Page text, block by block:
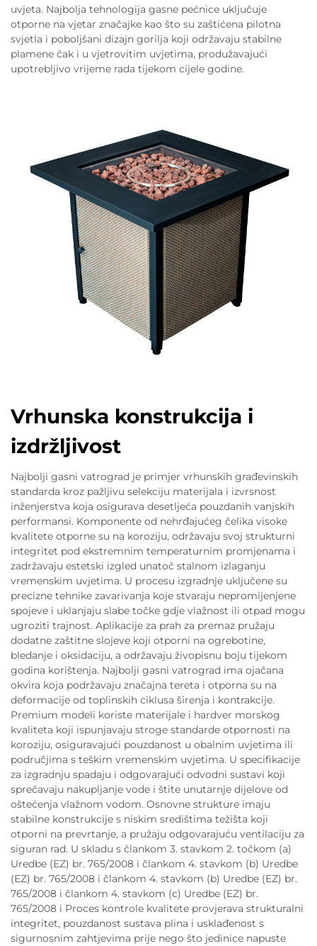
uvjeta. Najbolja tehnologija gasne pećnice uključuje
otporne na vjetar značajke kao što su zaštićena pilotna
svjetla i poboljšani dizajn gorilja koji održavaju stabilne
plamene čak i u vjetrovitim uvjetima, produžavajući
upotrebljivo vrijeme rada tijekom cijele godine.
Vrhunska konstrukcija i
izdržljivost
Najbolji gasni vatrograd je primjer vrhunskih građevinskih
standarda kroz pažljivu selekciju materijala i izvrsnost
inženjerstva koja osigurava desetljeća pouzdanih vanjskih
performansi. Komponente od nehrđajućeg čelika visoke
kvalitete otporne su na koroziju, održavaju svoj strukturni
integritet pod ekstremnim temperaturnim promjenama i
zadržavaju estetski izgled unatoč stalnom izlaganju
vremenskim uvjetima. U procesu izgradnje uključene su
precizne tehnike zavarivanja koje stvaraju nepromijenjene
spojeve i uklanjaju slabe točke gdje vlažnost ili otpad mogu
ugroziti trajnost. Aplikacije za prah za premaz pružaju
dodatne zaštitne slojeve koji otporni na ogrebotine,
bledanje i oksidaciju, a održavaju živopisnu boju tijekom
godina korištenja. Najbolji gasni vatrograd ima ojačana
okvira koja podržavaju značajna tereta i otporna su na
deformacije od toplinskih ciklusa širenja i kontrakcije.
Premium modeli koriste materijale i hardver morskog
kvaliteta koji ispunjavaju stroge standarde otpornosti na
koroziju, osiguravajući pouzdanost u obalnim uvjetima ili
područjima s teškim vremenskim uvjetima. U specifikacije
za izgradnju spadaju i odgovarajući odvodni sustavi koji
sprečavaju nakupljanje vode i štite unutarnje dijelove od
oštećenja vlažnom vodom. Osnovne strukture imaju
stabilne konstrukcije s niskim središtima težišta koji
otporni na prevrtanje, a pružaju odgovarajuću ventilaciju za
siguran rad. U skladu s člankom 3. stavkom 2. točkom (a)
Uredbe (EZ) br. 765/2008 i člankom 4. stavkom (b) Uredbe
(EZ) br. 765/2008 i člankom 4. stavkom (b) Uredbe (EZ) br.
765/2008 i člankom 4. stavkom (c) Uredbe (EZ) br.
765/2008 i Proces kontrole kvalitete provjerava strukturalni
integritet, pouzdanost sustava plina i usklađenost s
sigurnosnim zahtjevima prije nego što jedinice napuste